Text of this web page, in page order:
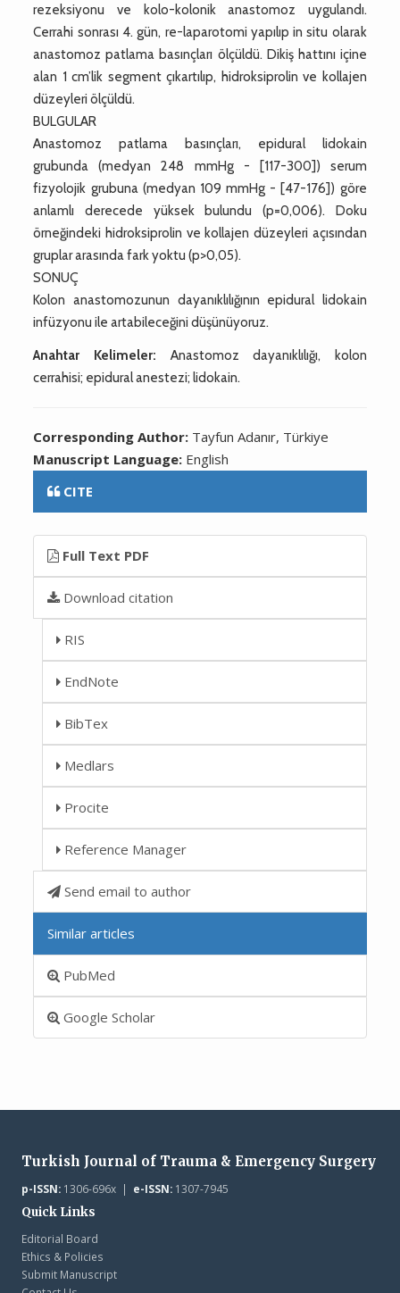
rezeksiyonu ve kolo-kolonik anastomoz uygulandı.
Cerrahi sonrası 4. gün, re-laparotomi yapılıp in situ olarak
anastomoz patlama basınçları ölçüldü. Dikiş hattını içine
alan 1 cm’lik segment çıkartılıp, hidroksiprolin ve kollajen
düzeyleri ölçüldü.
BULGULAR
Anastomoz patlama basınçları, epidural lidokain
grubunda (medyan 248 mmHg - [117-300]) serum
fizyolojik grubuna (medyan 109 mmHg - [47-176]) göre
anlamlı derecede yüksek bulundu (p=0,006). Doku
örneğindeki hidroksiprolin ve kollajen düzeyleri açısından
gruplar arasında fark yoktu (p>0,05).
SONUÇ
Kolon anastomozunun dayanıklılığının epidural lidokain
infüzyonu ile artabileceğini düşünüyoruz.
Anahtar Kelimeler: Anastomoz dayanıklılığı, kolon
cerrahisi; epidural anestezi; lidokain.
Corresponding Author: Tayfun Adanır, Türkiye
Manuscript Language: English
CITE
Full Text PDF
Download citation
RIS
EndNote
BibTex
Medlars
Procite
Reference Manager
Send email to author
Similar articles
PubMed
Google Scholar
Turkish Journal of Trauma & Emergency Surgery
p-ISSN:1306-696x | e-ISSN:1307-7945
Quick Links
Editorial Board
Ethics & Policies
Submit Manuscript